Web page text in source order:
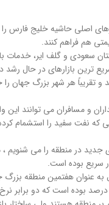
اصلی حاشیه خلیج فارس
هم فراهم کنند.
سعودی و گلف ایر،
تقریباً هر شهر بزرگ جهان
و مسافران می توانند این
که نفت سفید را استشمام
در منطقه را می شنویم
سریع بوده است.